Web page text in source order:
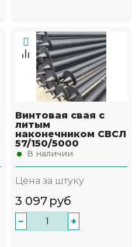
Винтовая свая с
литым
наконечником СВСЛ
57/150/5000
В наличии
Цена за штуку
3 097 руб
− +